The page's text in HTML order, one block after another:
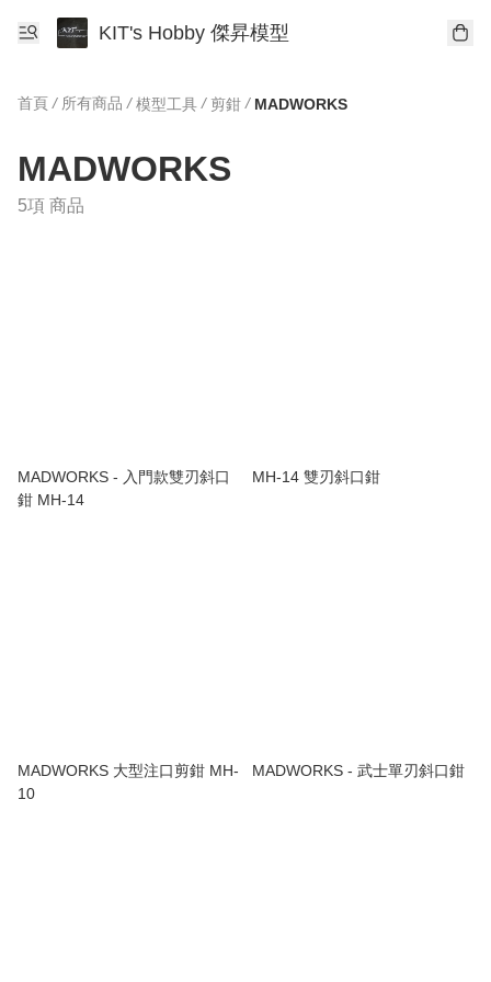
KIT's Hobby 傑昇模型
首頁 / 所有商品 / 模型工具 / 剪鉗 / MADWORKS
MADWORKS
5項 商品
MADWORKS - 入門款雙刃斜口
鉗 MH-14
MH-14 雙刃斜口鉗
MADWORKS 大型注口剪鉗 MH-
10
MADWORKS - 武士單刃斜口鉗